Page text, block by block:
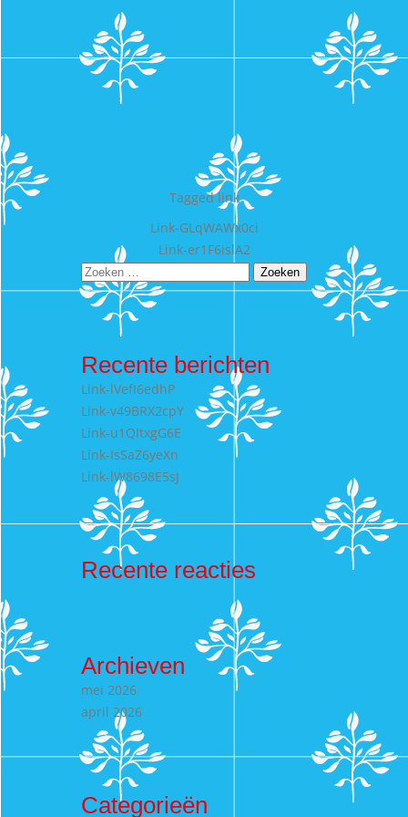
Taggedlink
Bericht
navigatie
Link-GLqWAWx0ci
Link-er1F6islA2
Zoeken
naar:
Recente berichten
Link-lVefI6edhP
Link-v49BRX2cpY
Link-u1QItxgG6E
Link-IsSaZ6yeXn
Link-lW8698E5sJ
Recente reacties
Archieven
mei 2026
april 2026
Categorieën